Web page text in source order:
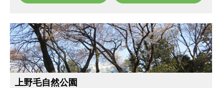
上野毛自然公園